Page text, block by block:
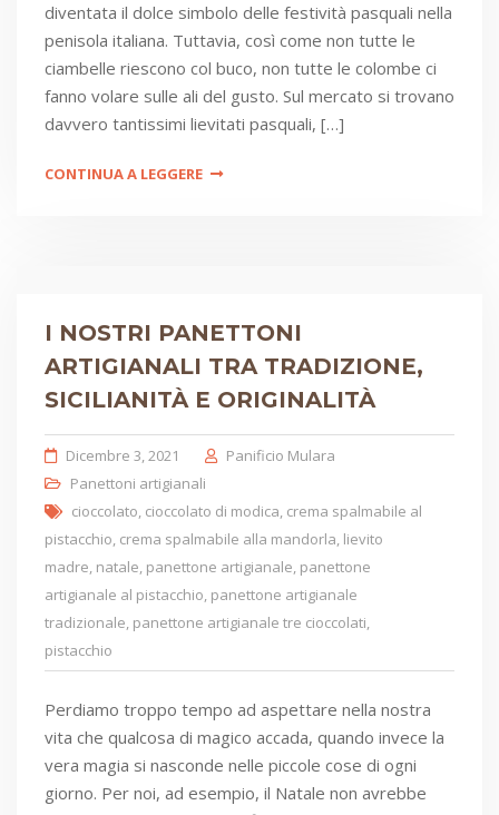
diventata il dolce simbolo delle festività pasquali nella
penisola italiana. Tuttavia, così come non tutte le
ciambelle riescono col buco, non tutte le colombe ci
fanno volare sulle ali del gusto. Sul mercato si trovano
davvero tantissimi lievitati pasquali, […]
CONTINUA A LEGGERE
I NOSTRI PANETTONI
ARTIGIANALI TRA TRADIZIONE,
SICILIANITÀ E ORIGINALITÀ
Dicembre 3, 2021
Panificio Mulara
Panettoni artigianali
cioccolato, cioccolato di modica, crema spalmabile al
pistacchio, crema spalmabile alla mandorla, lievito
madre, natale, panettone artigianale, panettone
artigianale al pistacchio, panettone artigianale
tradizionale, panettone artigianale tre cioccolati,
pistacchio
Perdiamo troppo tempo ad aspettare nella nostra
vita che qualcosa di magico accada, quando invece la
vera magia si nasconde nelle piccole cose di ogni
giorno. Per noi, ad esempio, il Natale non avrebbe